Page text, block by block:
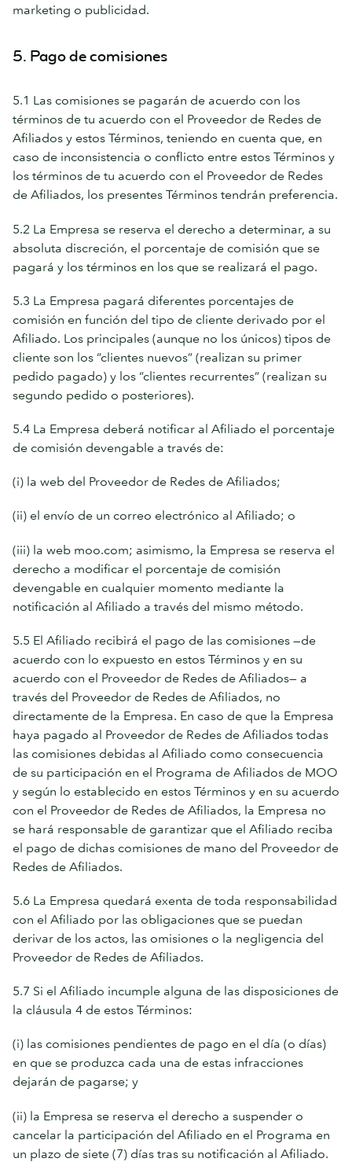
marketing o publicidad.
5. Pago de comisiones
5.1 Las comisiones se pagarán de acuerdo con los
términos de tu acuerdo con el Proveedor de Redes de
Afiliados y estos Términos, teniendo en cuenta que, en
caso de inconsistencia o conflicto entre estos Términos y
los términos de tu acuerdo con el Proveedor de Redes
de Afiliados, los presentes Términos tendrán preferencia.
5.2 La Empresa se reserva el derecho a determinar, a su
absoluta discreción, el porcentaje de comisión que se
pagará y los términos en los que se realizará el pago.
5.3 La Empresa pagará diferentes porcentajes de
comisión en función del tipo de cliente derivado por el
Afiliado. Los principales (aunque no los únicos) tipos de
cliente son los “clientes nuevos” (realizan su primer
pedido pagado) y los “clientes recurrentes” (realizan su
segundo pedido o posteriores).
5.4 La Empresa deberá notificar al Afiliado el porcentaje
de comisión devengable a través de:
(i) la web del Proveedor de Redes de Afiliados;
(ii) el envío de un correo electrónico al Afiliado; o
(iii) la web moo.com; asimismo, la Empresa se reserva el
derecho a modificar el porcentaje de comisión
devengable en cualquier momento mediante la
notificación al Afiliado a través del mismo método.
5.5 El Afiliado recibirá el pago de las comisiones —de
acuerdo con lo expuesto en estos Términos y en su
acuerdo con el Proveedor de Redes de Afiliados— a
través del Proveedor de Redes de Afiliados, no
directamente de la Empresa. En caso de que la Empresa
haya pagado al Proveedor de Redes de Afiliados todas
las comisiones debidas al Afiliado como consecuencia
de su participación en el Programa de Afiliados de MOO
y según lo establecido en estos Términos y en su acuerdo
con el Proveedor de Redes de Afiliados, la Empresa no
se hará responsable de garantizar que el Afiliado reciba
el pago de dichas comisiones de mano del Proveedor de
Redes de Afiliados.
5.6 La Empresa quedará exenta de toda responsabilidad
con el Afiliado por las obligaciones que se puedan
derivar de los actos, las omisiones o la negligencia del
Proveedor de Redes de Afiliados.
5.7 Si el Afiliado incumple alguna de las disposiciones de
la cláusula 4 de estos Términos:
(i) las comisiones pendientes de pago en el día (o días)
en que se produzca cada una de estas infracciones
dejarán de pagarse; y
(ii) la Empresa se reserva el derecho a suspender o
cancelar la participación del Afiliado en el Programa en
un plazo de siete (7) días tras su notificación al Afiliado.